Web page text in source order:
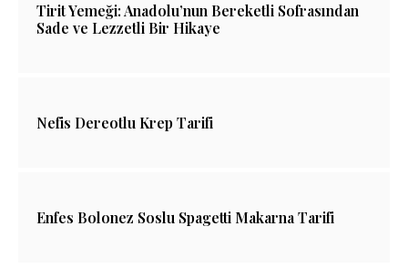
Tirit Yemeği: Anadolu’nun Bereketli Sofrasından
Sade ve Lezzetli Bir Hikaye
Nefis Dereotlu Krep Tarifi
Enfes Bolonez Soslu Spagetti Makarna Tarifi